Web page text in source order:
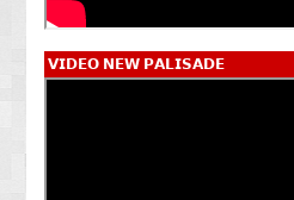
𝗩𝗜𝗗𝗘𝗢 𝗡𝗘𝗪 𝗣𝗔𝗟𝗜𝗦𝗔𝗗𝗘